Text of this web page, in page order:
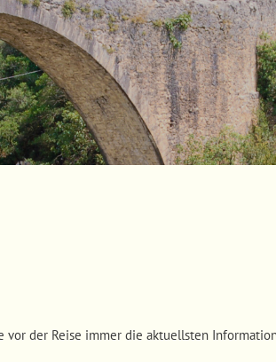
vor der Reise immer die aktuellsten